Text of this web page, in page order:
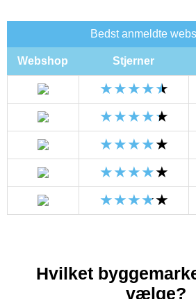
Bedst anmeldte
Webshop Stjerner
Hvilket
vælge?